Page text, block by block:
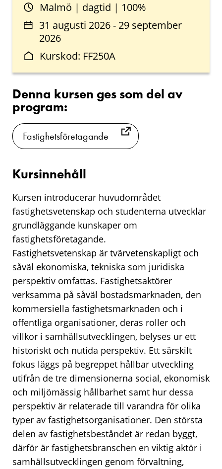
Malmö | dagtid | 100%
31 augusti 2026 - 29 september
2026
Kurskod: FF250A
Denna kursen ges som del av
program:
Fastighetsföretagande
Kursinnehåll
Kursen introducerar huvudområdet
fastighetsvetenskap och studenterna utvecklar
grundläggande kunskaper om
fastighetsföretagande.
Fastighetsvetenskap är tvärvetenskapligt och
såväl ekonomiska, tekniska som juridiska
perspektiv omfattas. Fastighetsaktörer
verksamma på såväl bostadsmarknaden, den
kommersiella fastighetsmarknaden och i
offentliga organisationer, deras roller och
villkor i samhällsutvecklingen, belyses ur ett
historiskt och nutida perspektiv. Ett särskilt
fokus läggs på begreppet hållbar utveckling
utifrån de tre dimensionerna social, ekonomisk
och miljömässig hållbarhet samt hur dessa
perspektiv är relaterade till varandra för olika
typer av fastighetsorganisationer. Den största
delen av fastighetsbeståndet är redan byggt,
därför är fastighetsbranschen en viktig aktör i
samhällsutvecklingen genom förvaltning,